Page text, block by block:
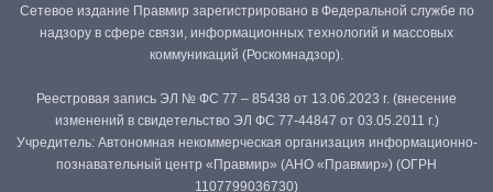
Сетевое издание Правмир зарегистрировано в Федеральной службе по
надзору в сфере связи, информационных технологий и массовых
коммуникаций (Роскомнадзор).
Реестровая запись ЭЛ № ФС 77 – 85438 от 13.06.2023 г. (внесение
изменений в свидетельство ЭЛ ФС 77-44847 от 03.05.2011 г.)
Учредитель: Автономная некоммерческая организация информационно-
познавательный центр «Правмир» (АНО «Правмир») (ОГРН
1107799036730)